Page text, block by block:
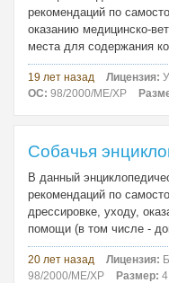
рекомендаций по
оказанию медицинско-
места для содержания
19 лет назад Лицензия:
ОС: 98/2000/ME/XP
Собачья
В данный
рекомендаций по
дрессировке, уходу,
помощи (в том числе -
20 лет назад Лицензия:
98/2000/ME/XP
Размер: